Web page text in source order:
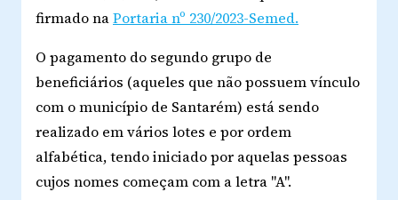
firmado naPortaria nº 230/2023-Semed.
O pagamento do segundo grupo de
beneficiários (aqueles que não possuem vínculo
com o município de Santarém) está sendo
realizado em vários lotes e por ordem
alfabética, tendo iniciado por aquelas pessoas
cujos nomes começam com a letra "A".